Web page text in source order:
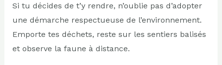
Si tu décides de t’y rendre, n’oublie pas d’adopter
une démarche respectueuse de l’environnement.
Emporte tes déchets, reste sur les sentiers balisés
et observe la faune à distance.